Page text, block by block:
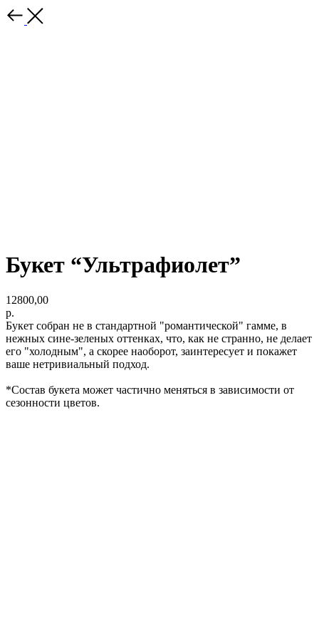
Букет “Ультрафиолет”
12800,00
р.
Букет собран не в стандартной "романтической" гамме, в
нежных сине-зеленых оттенках, что, как не странно, не делает
его "холодным", а скорее наоборот, заинтересует и покажет
ваше нетривиальный подход.
*Cостав букета может частично меняться в зависимости от
сезонности цветов.